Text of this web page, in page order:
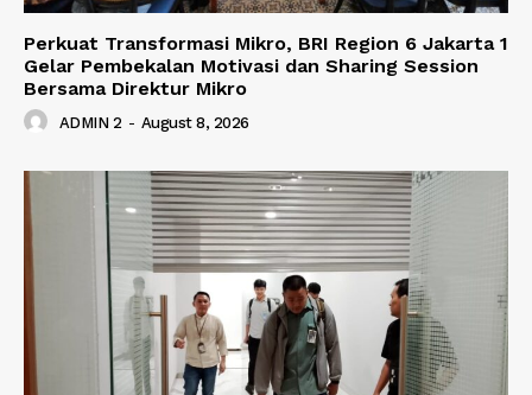
Perkuat Transformasi Mikro, BRI Region 6 Jakarta 1
Gelar Pembekalan Motivasi dan Sharing Session
Bersama Direktur Mikro
ADMIN 2 - August 8, 2026